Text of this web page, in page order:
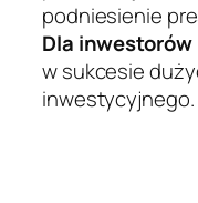
podniesienie
Dla inwestorów
w sukcesie
inwestycyjnego.